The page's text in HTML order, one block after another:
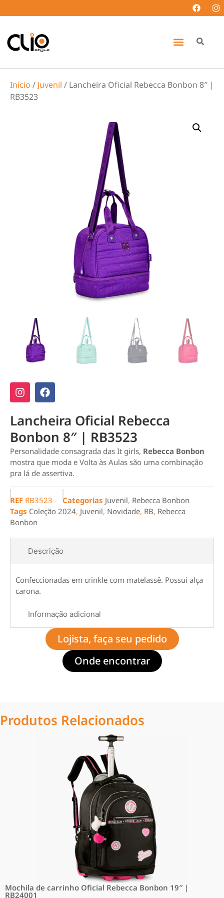
Início / Juvenil / Lancheira Oficial Rebecca Bonbon 8″ |
RB3523
Lancheira Oficial Rebecca
Bonbon 8″ | RB3523
Personalidade consagrada das It girls, Rebecca Bonbon
mostra que moda e Volta às Aulas são uma combinação
pra lá de assertiva.
REF RB3523 Categorias Juvenil, Rebecca Bonbon
Tags Coleção 2024, Juvenil, Novidade, RB, Rebecca
Bonbon
Descrição
Informação adicional
Confeccionadas em crinkle com matelassê. Possui alça
carona.
Lojista, faça seu pedido
Onde encontrar
Produtos Relacionados
Mochila de carrinho Oficial Rebecca Bonbon 19″ |
RB24001